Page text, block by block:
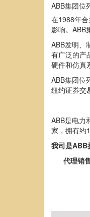
ABB集团位
在1988年
影响。ABB
ABB发明、
有广泛的产
硬件和仿真
ABB集团位
纽约证券交
ABB是电力
家，拥有约
我司是ABB
代理销